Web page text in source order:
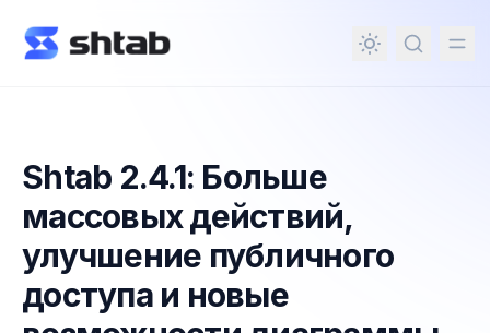
содержимому
Shtab 2.4.1: Больше
массовых действий,
улучшение публичного
доступа и новые